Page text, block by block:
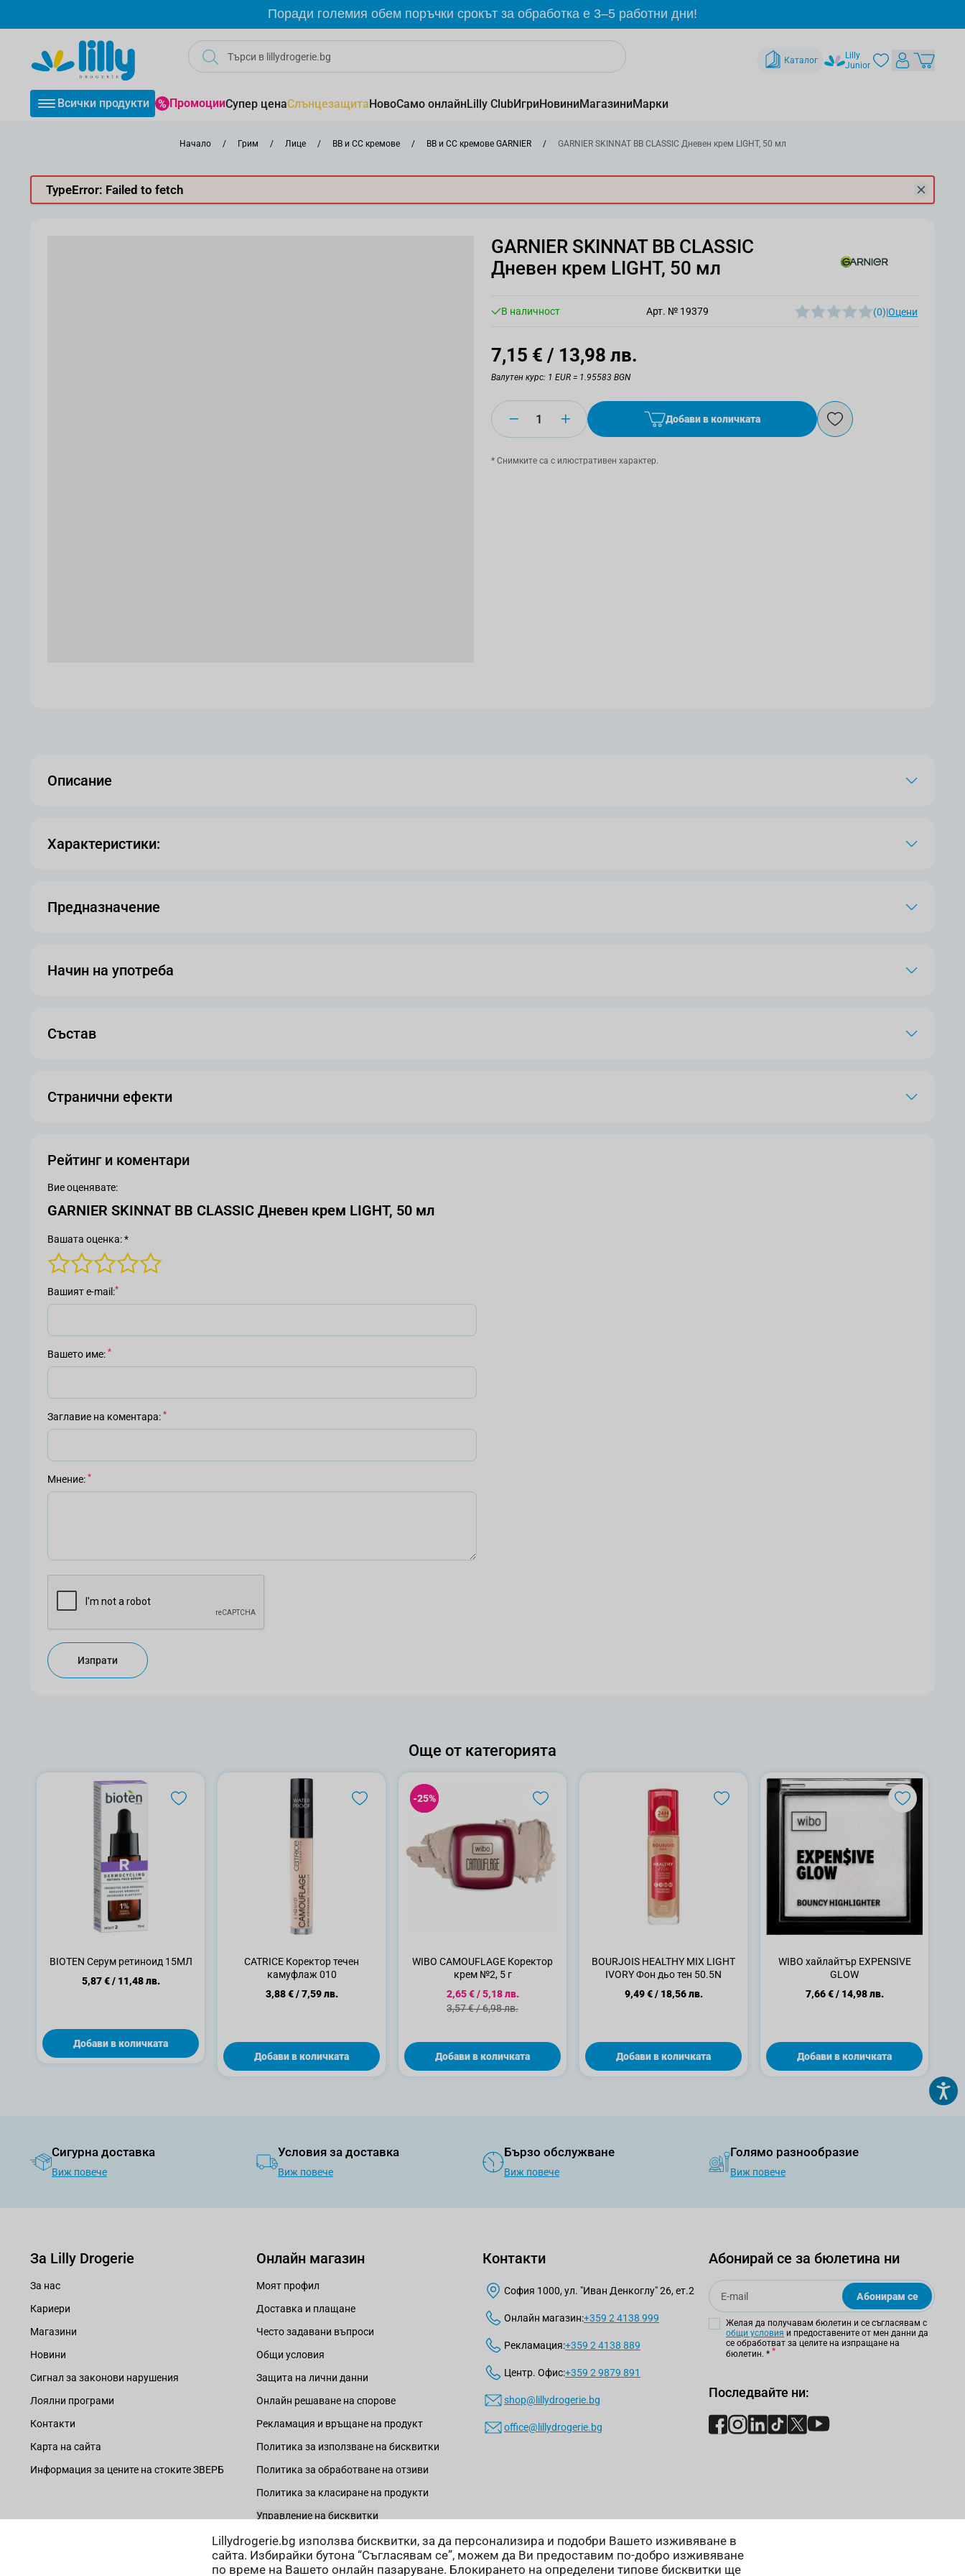
Lillydrogerie.bg използва бисквитки, за да персонализира и подобри Вашето изживяване в
сайта. Избирайки бутона “Съгласявам се”, можем да Ви предоставим по-добро изживяване
по време на Вашето онлайн пазаруване. Блокирането на определени типове бисквитки ще
Поради големия обем поръчки срокът за обработка е 3–5 работни дни!
Каталог
Lilly
Junior
Всички продукти ПромоцииСупер ценаСлънцезащитаНовоСамо онлайнLilly ClubИгриНовиниМагазиниМарки
Начало / Грим / Лице / BB и CC кремове / BB и CC кремове GARNIER / GARNIER SKINNAT BB CLASSIC Дневен крем LIGHT, 50 мл
TypeError: Failed to fetch
GARNIER SKINNAT BB CLASSIC
Дневен крем LIGHT, 50 мл
В наличност Арт. № 19379 (0)|Оцени
7,15 € / 13,98 лв.
Валутен курс: 1 EUR = 1.95583 BGN
Количество Добави в количката
* Снимките са с илюстративен характер.
Описание
Характеристики:
Предназначение
Начин на употреба
Състав
Странични ефекти
Рейтинг и коментари
Вие оценявате:
GARNIER SKINNAT BB CLASSIC Дневен крем LIGHT, 50 мл
Вашата оценка: *
Вашият е-mail
Вашето име
Заглавие на коментара
Мнение
Изпрати
Още от категорията
BIOTEN Серум ретиноид 15МЛ
5,87 €/ 11,48 лв.
Добави в количката
CATRICE Коректор течен
камуфлаж 010
3,88 €/7,59 лв.
Добави в количката
-25%
-25%
WIBO CAMOUFLAGE Коректор
крем №2, 5 г
Специална цена
2,65 €/5,18 лв.
Стандартна цена
3,57 €/6,98 лв.
Добави в количката
BOURJOIS HEALTHY MIX LIGHT
IVORY Фон дьо тен 50.5N
9,49 €/ 18,56 лв.
Добави в количката
WIBO хайлайтър EXPENSIVE
GLOW
7,66 €/ 14,98 лв.
Добави в количката
Сигурна доставка
Виж повече
Условия за доставка
Виж повече
Бързо обслужване
Виж повече
Голямо разнообразие
Виж повече
За Lilly Drogerie
За нас
Кариери
Магазини
Новини
Сигнал за законови нарушения
Лоялни програми
Контакти
Карта на сайта
Информация за цените на стоките ЗВЕРБ
Онлайн магазин
Моят профил
Доставка и плащане
Често задавани въпроси
Общи условия
Защита на лични данни
Онлайн решаване на спорове
Рекламация и връщане на продукт
Политика за използване на бисквитки
Политика за обработване на отзиви
Политика за класиране на продукти
Управление на бисквитки
Контакти
София 1000, ул. "Иван Денкоглу" 26, ет.2
Онлайн магазин:+359 2 4138 999
Рекламация:+359 2 4138 889
Центр. Офис:+359 2 9879 891
shop@lillydrogerie.bg
office@lillydrogerie.bg
Абонирай се за бюлетина ни
Email
Абонирам се
Желая да получавам бюлетин и се съгласявам с
общи условия и предоставените от мен данни да
се обработват за целите на изпращане на
бюлетин. *
Последвайте ни: